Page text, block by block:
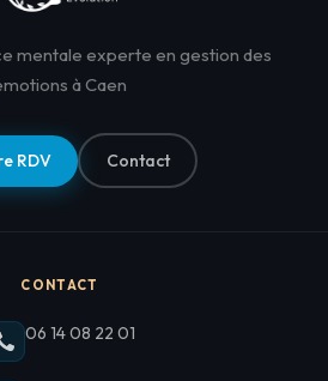
mentale experte en gestion des
à Caen
RDV Contact
CONTACT
06 14 08 22 01